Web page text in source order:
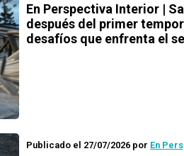
En Perspectiva Interior |
después del primer
desafíos que enfrenta el
Publicado el 27/07/2026 por En